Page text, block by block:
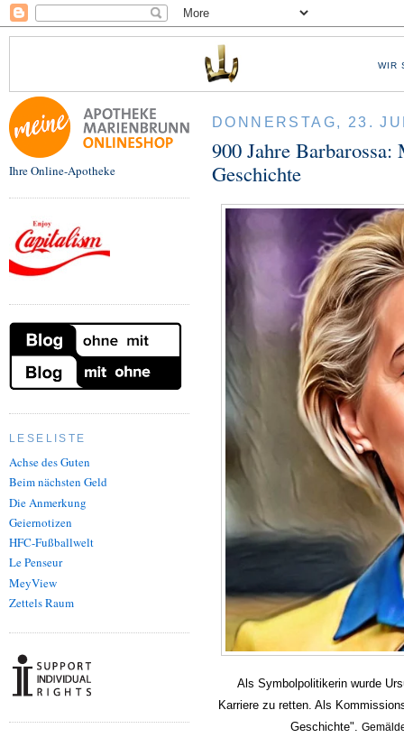
WIR
Ihre Online-Apotheke
LESELISTE
Achse des Guten
Beim nächsten Geld
Die Anmerkung
Geiernotizen
HFC-Fußballwelt
Le Penseur
MeyView
Zettels Raum
DONNERSTAG, 23.
900 Jahre
Geschichte
Als Symbolpolitikerin wurde
Karriere zu retten. Als
Geschichte".